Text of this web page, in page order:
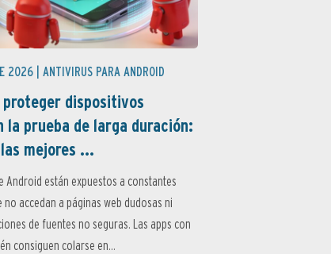
2026 | ANTIVIRUS PARA ANDROID
proteger dispositivos
la prueba de larga duración:
mejores ...
Android están expuestos a constantes
no accedan a páginas web dudosas ni
de fuentes no seguras. Las apps con
consiguen colarse en...